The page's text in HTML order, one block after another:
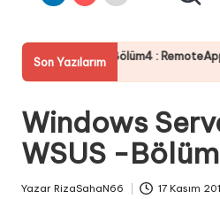
a
Ş
A
H
A
N
Paylaşım
Mail
Son Yazılarım
: RemoteApp RdWeb Sertifika
Windows
WSUS -
Yazar RizaSahaN66 17 Kasım